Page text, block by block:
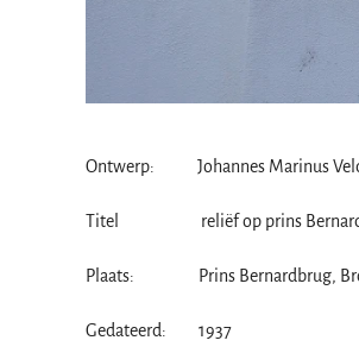
Ontwerp: Johannes Marinus
Titel reliëf op prins
Plaats: Prins Bernardbrug,
Gedateerd: 1937